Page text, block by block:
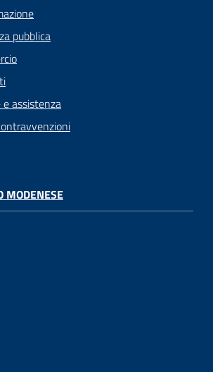
pubblica
assistenza
MODENESE